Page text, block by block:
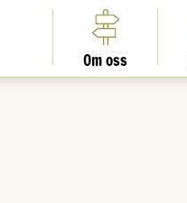
Om oss